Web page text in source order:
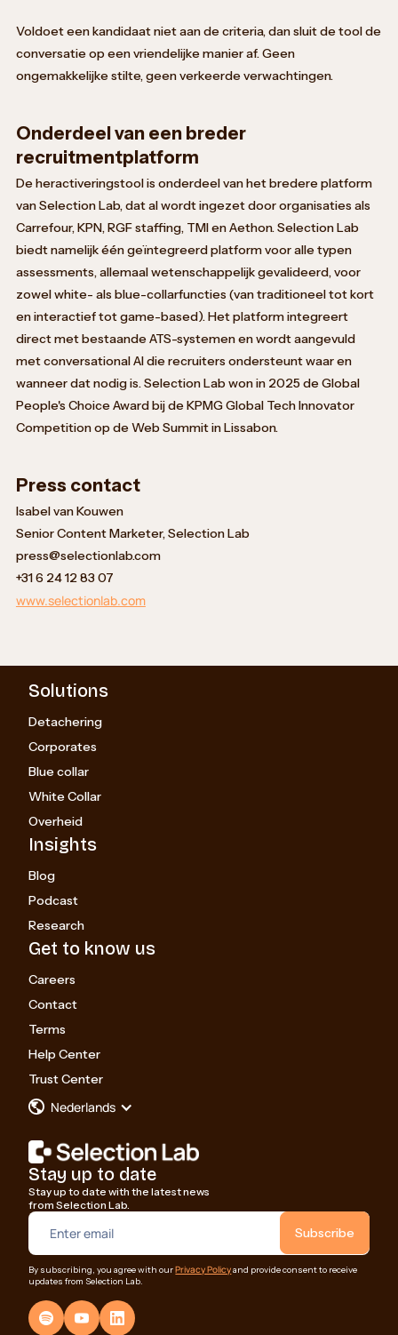
Voldoet een kandidaat niet aan de criteria, dan sluit de tool de
conversatie op een vriendelijke manier af. Geen
ongemakkelijke stilte, geen verkeerde verwachtingen.
Onderdeel van een breder
recruitmentplatform
De heractiveringstool is onderdeel van het bredere platform
van Selection Lab, dat al wordt ingezet door organisaties als
Carrefour, KPN, RGF staffing, TMI en Aethon. Selection Lab
biedt namelijk één geïntegreerd platform voor alle typen
assessments, allemaal wetenschappelijk gevalideerd, voor
zowel white- als blue-collarfuncties (van traditioneel tot kort
en interactief tot game-based). Het platform integreert
direct met bestaande ATS-systemen en wordt aangevuld
met conversational AI die recruiters ondersteunt waar en
wanneer dat nodig is. Selection Lab won in 2025 de Global
People's Choice Award bij de KPMG Global Tech Innovator
Competition op de Web Summit in Lissabon.
Press contact
Isabel van Kouwen
Senior Content Marketer, Selection Lab
press@selectionlab.com
+31 6 24 12 83 07
www.selectionlab.com
Stay up to date
Stay up to date with the latest news
from Selection Lab.
By subscribing, you agree with ourPrivacy Policyand provide consent to receive
updates from Selection Lab.
Solutions
Detachering
Corporates
Blue collar
White Collar
Overheid
Insights
Blog
Podcast
Research
Get to know us
Careers
Contact
Terms
Help Center
Trust Center
Nederlands